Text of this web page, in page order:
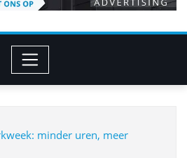
minder uren, meer